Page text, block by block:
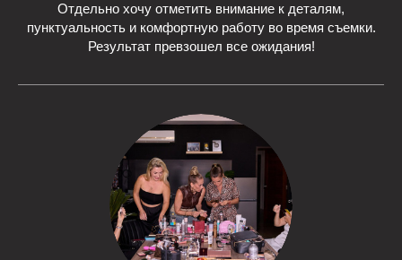
Отдельно хочу отметить внимание к деталям,
пунктуальность и комфортную работу во время съемки.
Результат превзошел все ожидания!